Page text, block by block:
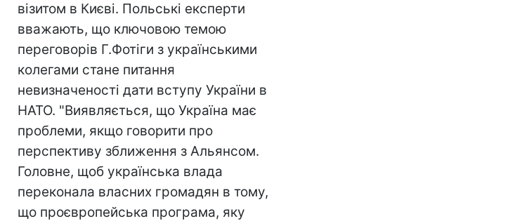
візитом в Києві. Польські експерти
вважають, що ключовою темою
переговорів Г.Фотіги з українськими
колегами стане питання
невизначеності дати вступу України в
НАТО. "Виявляється, що Україна має
проблеми, якщо говорити про
перспективу зближення з Альянсом.
Головне, щоб українська влада
переконала власних громадян в тому,
що проєвропейська програма, яку